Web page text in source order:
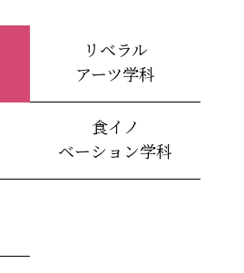
リベラル
アーツ学科
食イノ
ベーション学科